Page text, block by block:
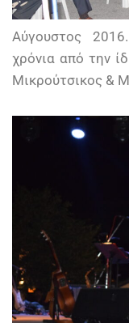
Αύγουστος
χρόνια από την
Μικρούτσικος &